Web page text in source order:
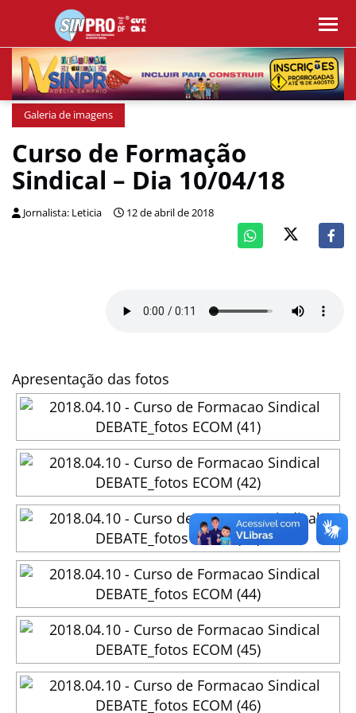
Galeria de imagens
Curso de Formação
Sindical – Dia 10/04/18
Jornalista: Leticia 12 de abril de 2018
Apresentação das fotos